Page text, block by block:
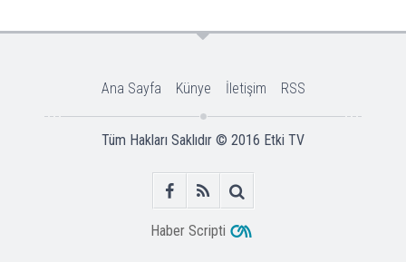
Ana Sayfa Künye İletişim RSS
Tüm Hakları Saklıdır © 2016 Etki TV
Haber Scripti